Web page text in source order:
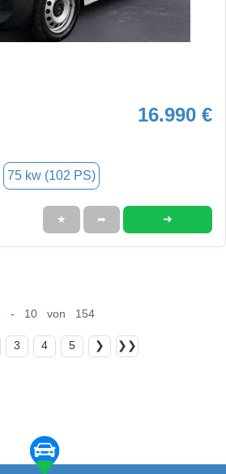
16.990 €
75 kw (102 PS)
★ ➦ ➜
- 10 von 154
3 4 5 ❯ ❯❯